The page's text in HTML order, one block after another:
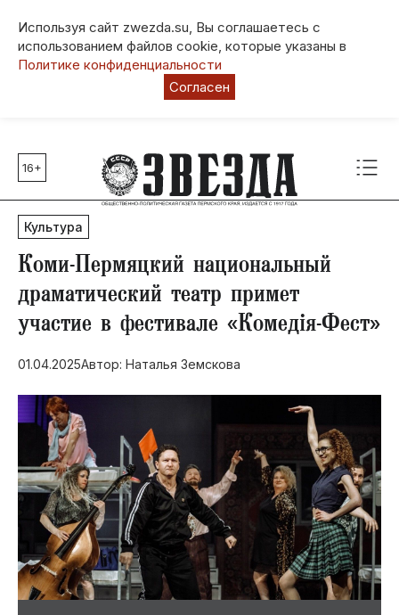
Используя сайт zwezda.su, Вы соглашаетесь с
использованием файлов cookie, которые указаны в
Политике конфиденциальности
Согласен
Главные темы
80 лет Победы
Молодежная столица РФ
СВО
Выборы в Пермском крае
Социальная поддержка
Инфраструктура
Благоустройство
16+
Культура
Коми-Пермяцкий национальный
драматический театр примет
участие в фестивале «Комедiя-Фест»
01.04.2025Автор: Наталья Земскова